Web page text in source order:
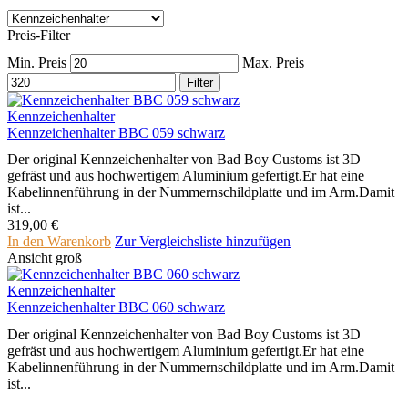
Preis-Filter
Min. Preis
Max. Preis
Filter
Kennzeichenhalter
Kennzeichenhalter BBC 059 schwarz
Der original Kennzeichenhalter von Bad Boy Customs ist 3D
gefräst und aus hochwertigem Aluminium gefertigt.Er hat eine
Kabelinnenführung in der Nummernschildplatte und im Arm.Damit
ist...
319,00 €
In den Warenkorb Zur Vergleichsliste hinzufügen
Ansicht groß
Kennzeichenhalter
Kennzeichenhalter BBC 060 schwarz
Der original Kennzeichenhalter von Bad Boy Customs ist 3D
gefräst und aus hochwertigem Aluminium gefertigt.Er hat eine
Kabelinnenführung in der Nummernschildplatte und im Arm.Damit
ist...